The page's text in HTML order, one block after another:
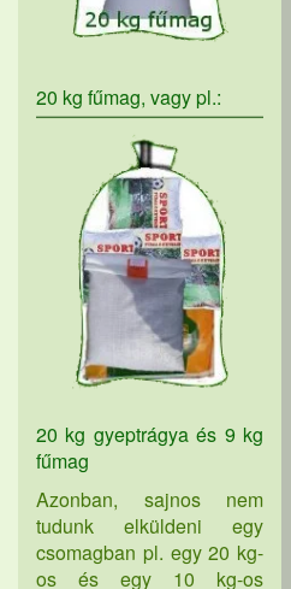
20 kg fűmag, vagy pl.:
20 kg gyeptrágya és 9 kg
fűmag
Azonban, sajnos nem
tudunk elküldeni egy
csomagban pl. egy 20 kg-
os és egy 10 kg-os